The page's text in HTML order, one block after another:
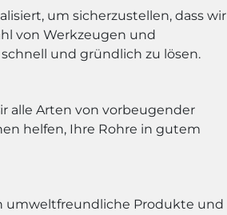
um sicherzustellen, dass wir
von Werkzeugen und
und gründlich zu lösen.
alle Arten von vorbeugender
helfen, Ihre Rohre in gutem
umweltfreundliche Produkte und